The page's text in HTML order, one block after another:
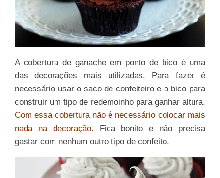
A cobertura de ganache em ponto de bico é uma
das decorações mais utilizadas. Para fazer é
necessário usar o saco de confeiteiro e o bico para
construir um tipo de redemoinho para ganhar altura.
Com essa cobertura não é necessário colocar mais
nada na decoração. Fica bonito e não precisa
gastar com nenhum outro tipo de confeito.